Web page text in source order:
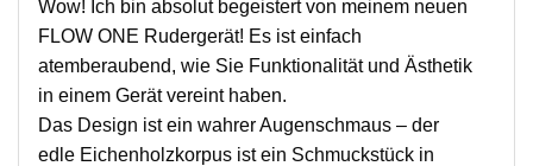
Wow! Ich bin absolut begeistert von meinem neuen
FLOW ONE Rudergerät! Es ist einfach
atemberaubend, wie Sie Funktionalität und Ästhetik
in einem Gerät vereint haben.
Das Design ist ein wahrer Augenschmaus – der
edle Eichenholzkorpus ist ein Schmuckstück in